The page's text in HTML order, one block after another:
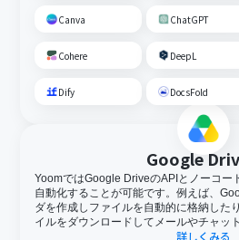
Canva ChatGPT
Cohere DeepL
Dify DocsFold
Google
YoomではGoogle DriveのAPIとノーコー
自動化することが可能です。例えば、
ダを作成しファイルを自動的に格納した
イルをダウンロードしてメールやチャッ
詳しくみる